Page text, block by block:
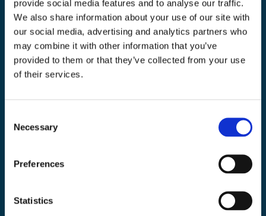
provide social media features and to analyse our traffic.
We also share information about your use of our site with
our social media, advertising and analytics partners who
may combine it with other information that you’ve
provided to them or that they’ve collected from your use
of their services.
Selection
Necessary
Preferences
Statistics
Toolab.se
010 - 199 00 00
Måndag-Fredag 08.00-15:00
info@toolab.se
Information
Kontakta oss